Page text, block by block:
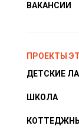
ВАКАНСИИ
ПРОЕКТЫ
ДЕТСКИЕ
ШКОЛА